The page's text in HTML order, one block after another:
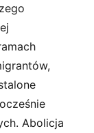
Abolicja